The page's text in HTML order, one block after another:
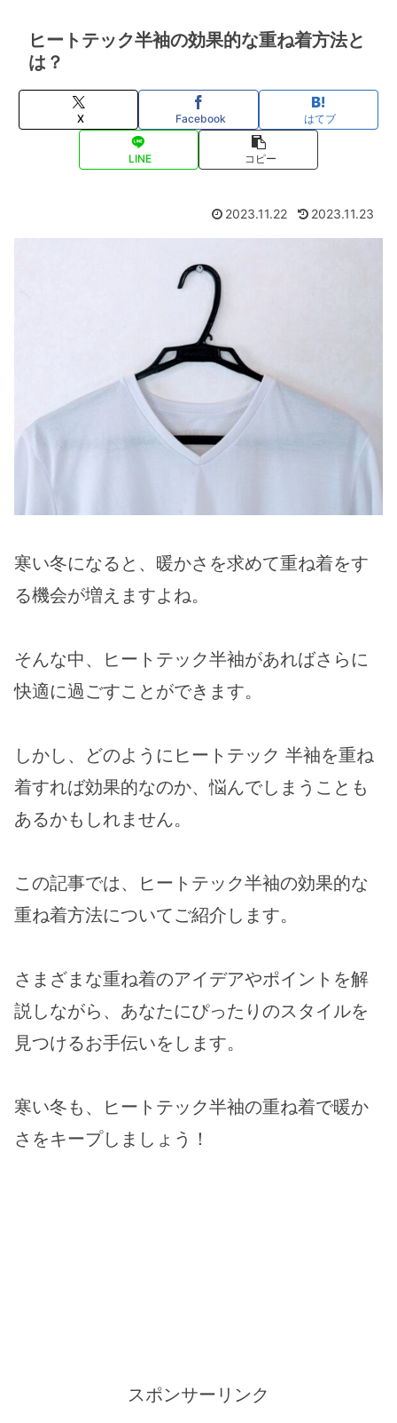
ヒートテック半袖の効果的な重ね着方法と
は？
X Facebook はてブ
LINE コピー
2023.11.22 2023.11.23
寒い冬になると、暖かさを求めて重ね着をす
る機会が増えますよね。
そんな中、ヒートテック半袖があればさらに
快適に過ごすことができます。
しかし、どのようにヒートテック 半袖を重ね
着すれば効果的なのか、悩んでしまうことも
あるかもしれません。
この記事では、ヒートテック半袖の効果的な
重ね着方法についてご紹介します。
さまざまな重ね着のアイデアやポイントを解
説しながら、あなたにぴったりのスタイルを
見つけるお手伝いをします。
寒い冬も、ヒートテック半袖の重ね着で暖か
さをキープしましょう！
スポンサーリンク